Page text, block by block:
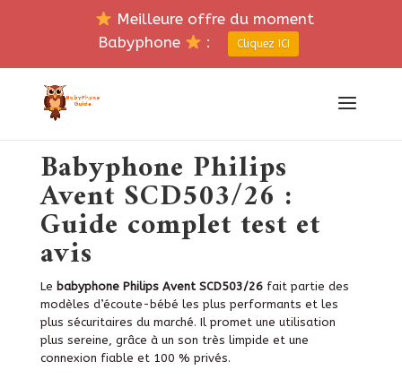
Babyphone Philips
Avent SCD503/26 :
Guide complet test et
avis
Le babyphone Philips Avent SCD503/26fait partie des
modèles d’écoute-bébé les plus performants et les
plus sécuritaires du marché. Il promet une utilisation
plus sereine, grâce à un son très limpide et une
connexion fiable et 100 % privés.
Meilleure offre du moment
Babyphone
: Cliquez ICI